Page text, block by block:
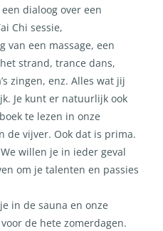
dialoog over een
Chi sessie,
van een massage, een
strand, trance dans,
zingen, enz. Alles wat jij
Je kunt er natuurlijk ook
te lezen in onze
de vijver. Ook dat is prima.
willen je in ieder geval
om je talenten en passies
in de sauna en onze
de hete zomerdagen.